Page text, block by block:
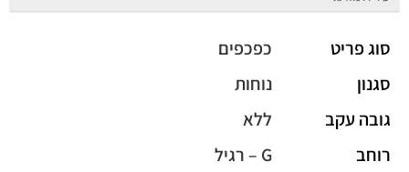
סוג פריט
כפכפים
סגנון
נוחות
גובה עקב
ללא
רוחב
G – רגיל